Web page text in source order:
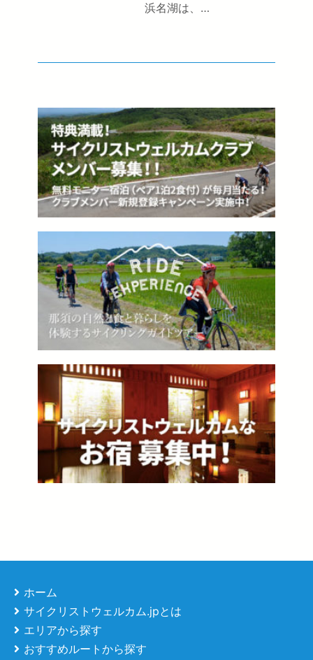
浜名湖は、…
ホーム
サイクリストウェルカム.jpとは
エリアから探す
おすすめルートから探す